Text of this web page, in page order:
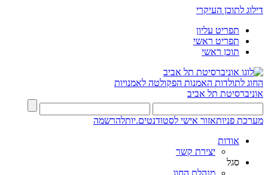
דילוג לתוכן העיקרי
תפריט עליון
תפריט ראשי
תוכן ראשי
החוג לתולדות האמנות הפקולטה לאמנויות
אוניברסיטת תל אביב
מערכת פניותאזור אישי לסטודנטים.יותלהרשמה
אודות
יצירת קשר
סגל
מנהלת החוג